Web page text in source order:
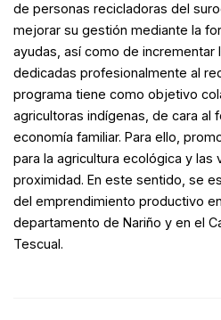
de personas recicladoras del
mejorar su gestión mediante la
ayudas, así como de incrementar
dedicadas profesionalmente al
programa tiene como objetivo
agricultoras indígenas, de cara al
economía familiar. Para ello,
para la agricultura ecológica y las
proximidad. En este sentido, se
del emprendimiento productivo
departamento de Nariño y en el
Tescual.